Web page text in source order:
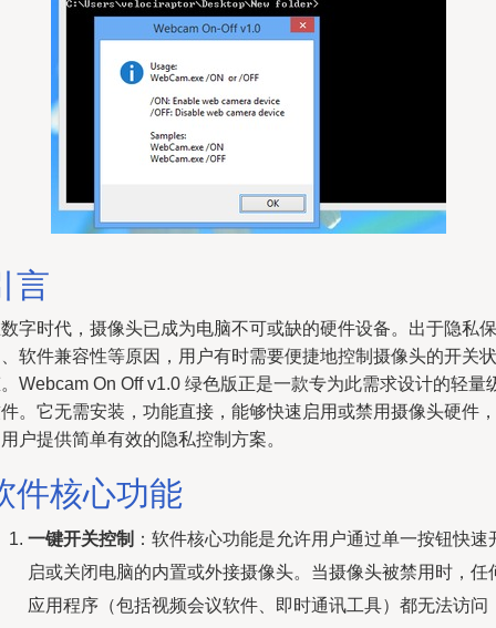
言
字时代，摄像头已成为电脑不可或缺的硬件设备。出于隐私保
软件兼容性等原因，用户有时需要便捷地控制摄像头的开关状
Webcam On Off v1.0 绿色版正是一款专为此需求设计的轻量
。它无需安装，功能直接，能够快速启用或禁用摄像头硬件，
户提供简单有效的隐私控制方案。
件核心功能
一键开关控制 ：软件核心功能是允许用户通过单一按钮快速
启或关闭电脑的内置或外接摄像头。当摄像头被禁用时，任
应用程序（包括视频会议软件、即时通讯工具）都无法访问